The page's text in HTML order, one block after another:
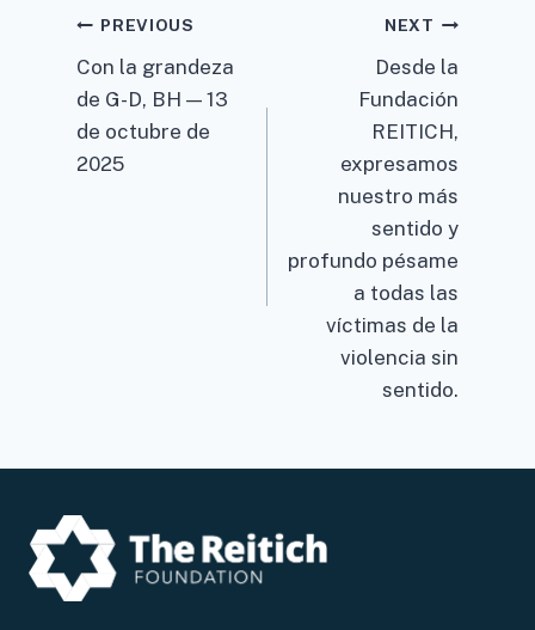
Post
navigation
PREVIOUS
Con la grandeza
de G-D, BH — 13
de octubre de
2025
NEXT
Desde la
Fundación
REITICH,
expresamos
nuestro más
sentido y
profundo pésame
a todas las
víctimas de la
violencia sin
sentido.